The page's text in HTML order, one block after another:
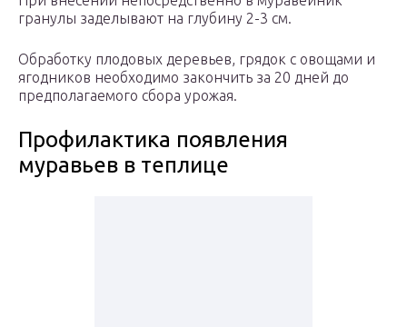
гранулы заделывают на глубину 2-3 см.
Обработку плодовых деревьев, грядок с овощами и
ягодников необходимо закончить за 20 дней до
предполагаемого сбора урожая.
Профилактика появления
муравьев в теплице